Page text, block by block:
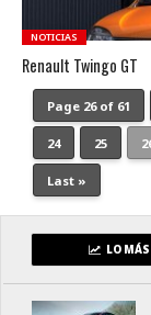
NOTICIAS
Renault Twingo GT
Page 26 of 61
24 25
Last »
LO